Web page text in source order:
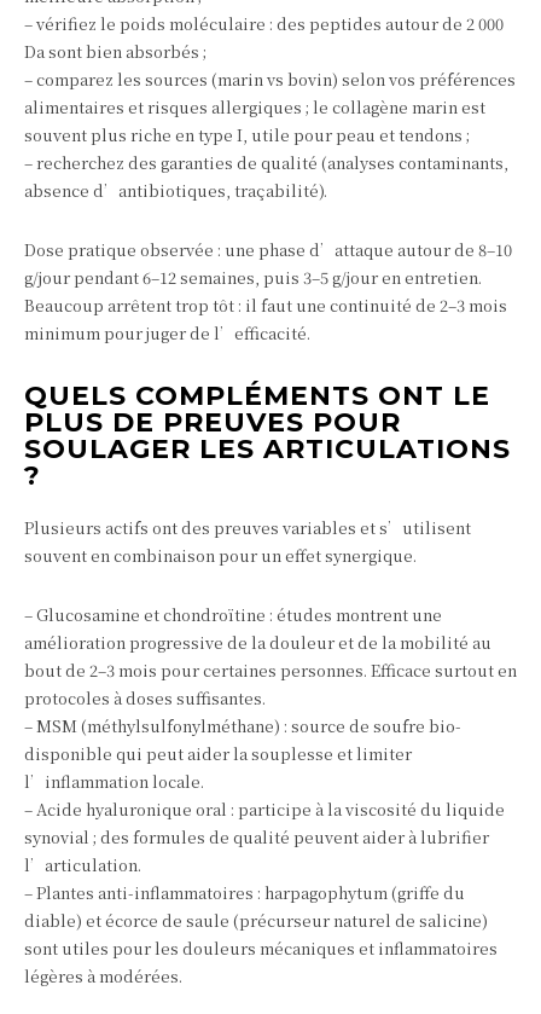
– vérifiez le poids moléculaire : des peptides autour de 2 000
Da sont bien absorbés ;
– comparez les sources (marin vs bovin) selon vos préférences
alimentaires et risques allergiques ; le collagène marin est
souvent plus riche en type I, utile pour peau et tendons ;
– recherchez des garanties de qualité (analyses contaminants,
absence d’antibiotiques, traçabilité).
Dose pratique observée : une phase d’attaque autour de 8–10
g/jour pendant 6–12 semaines, puis 3–5 g/jour en entretien.
Beaucoup arrêtent trop tôt : il faut une continuité de 2–3 mois
minimum pour juger de l’efficacité.
QUELS COMPLÉMENTS ONT LE
PLUS DE PREUVES POUR
SOULAGER LES ARTICULATIONS
?
Plusieurs actifs ont des preuves variables et s’utilisent
souvent en combinaison pour un effet synergique.
– Glucosamine et chondroïtine : études montrent une
amélioration progressive de la douleur et de la mobilité au
bout de 2–3 mois pour certaines personnes. Efficace surtout en
protocoles à doses suffisantes.
– MSM (méthylsulfonylméthane) : source de soufre bio-
disponible qui peut aider la souplesse et limiter
l’inflammation locale.
– Acide hyaluronique oral : participe à la viscosité du liquide
synovial ; des formules de qualité peuvent aider à lubrifier
l’articulation.
– Plantes anti-inflammatoires : harpagophytum (griffe du
diable) et écorce de saule (précurseur naturel de salicine)
sont utiles pour les douleurs mécaniques et inflammatoires
légères à modérées.